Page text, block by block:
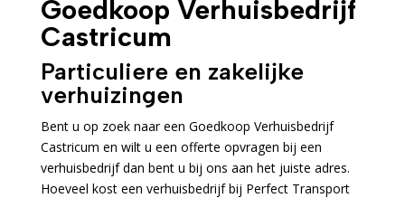
Goedkoop Verhuisbedrijf
Castricum
Particuliere en zakelijke
verhuizingen
Bent u op zoek naar een Goedkoop Verhuisbedrijf
Castricum en wilt u een offerte opvragen bij een
verhuisbedrijf dan bent u bij ons aan het juiste adres.
Hoeveel kost een verhuisbedrijf bij Perfect Transport